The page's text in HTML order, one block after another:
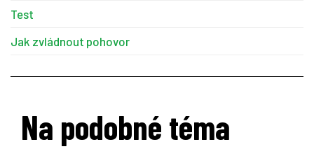
Test
Jak zvládnout pohovor
Na podobné téma